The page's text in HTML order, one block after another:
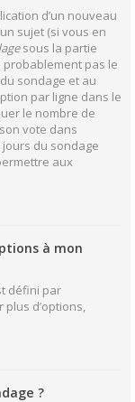
d’un nouveau
sujet (si vous en
sous la partie
probablement pas le
sondage et au
par ligne dans le
le nombre de
vote dans
jours du sondage
aux
à mon
défini par
plus d’options,
?